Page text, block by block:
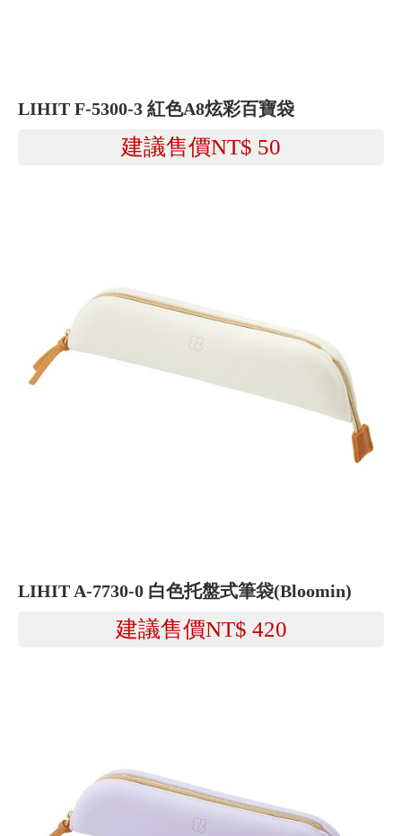
LIHIT F-5300-3 紅色A8炫彩百寶袋
建議售價NT$ 50
LIHIT A-7730-0 白色托盤式筆袋(Bloomin)
建議售價NT$ 420